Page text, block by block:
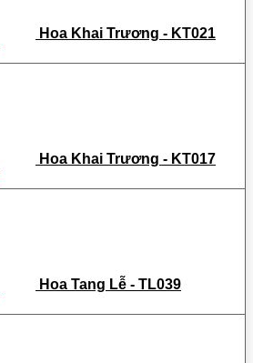
Hoa Khai Trương - KT021
Hoa Khai Trương - KT017
Hoa Tang Lễ - TL039